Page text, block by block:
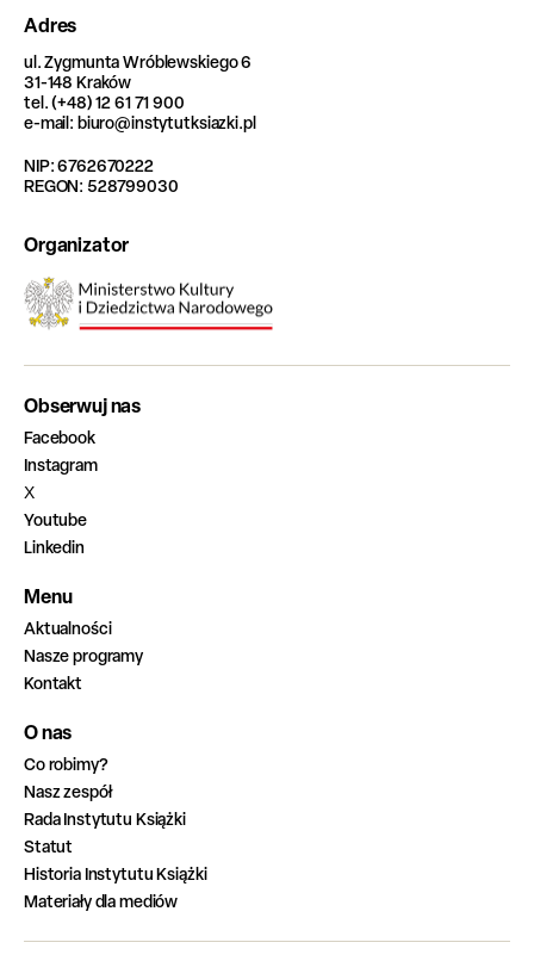
Adres
ul. Zygmunta Wróblewskiego 6
31-148 Kraków
tel. (+48) 12 61 71 900
e-mail: biuro@instytutksiazki.pl
NIP: 6762670222
REGON: 528799030
Organizator
Obserwuj nas
Facebook
Instagram
X
Youtube
Linkedin
Menu
Aktualności
Nasze programy
Kontakt
O nas
Co robimy?
Nasz zespół
Rada Instytutu Książki
Statut
Historia Instytutu Książki
Materiały dla mediów